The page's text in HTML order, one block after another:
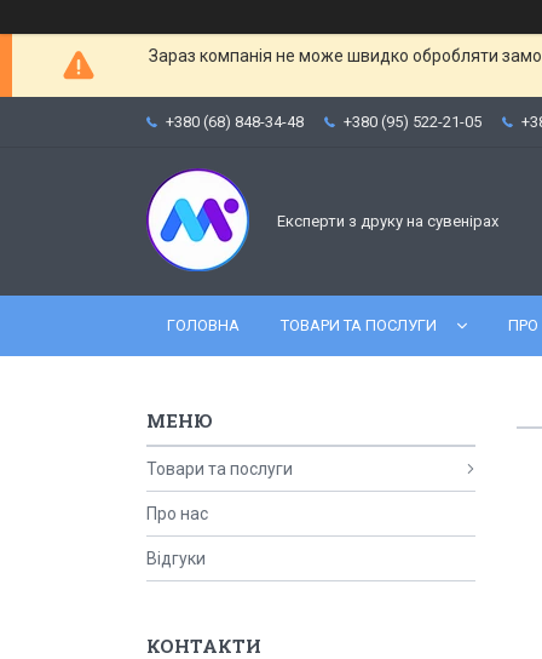
Зараз компанія не може швидко обробляти
+380 (68) 848-34-48 +380 (95) 522-21-05
Експерти з друку на сувенірах
ГОЛОВНА ТОВАРИ ТА ПОСЛУГИ ПРО
Товари та послуги
Про нас
Відгуки
КОНТАКТИ